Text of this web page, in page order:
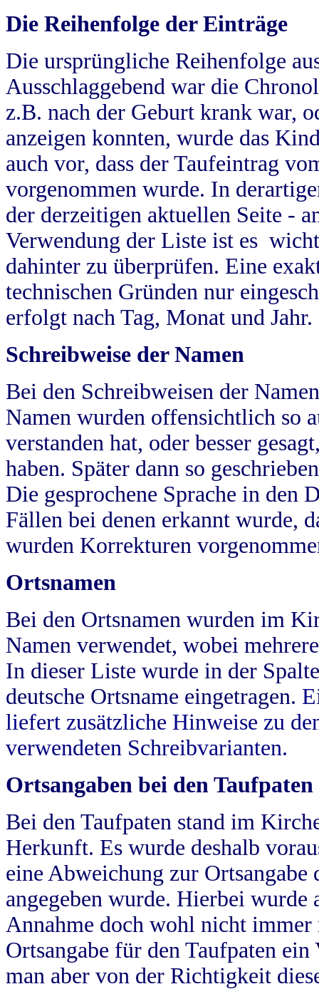
Die Reihenfolge der Einträge
Die ursprüngliche Reihenfolge
Ausschlaggebend war die
z.B. nach der Geburt krank war,
anzeigen konnten, wurde das
auch vor, dass der Taufeintrag
vorgenommen wurde. In
der derzeitigen aktuellen Seite -
Verwendung der Liste ist es
dahinter zu überprüfen. Eine
technischen Gründen nur
erfolgt nach Tag, Monat und Jahr.
Schreibweise der Namen
Bei den Schreibweisen der
Namen wurden offensichtlich so
verstanden hat, oder besser
haben. Später dann so
Die gesprochene Sprache in
Fällen bei denen erkannt wurde,
wurden Korrekturen
Ortsnamen
Bei den Ortsnamen wurden im
Namen verwendet, wobei
In dieser Liste wurde in der
deutsche Ortsname eingetragen.
liefert zusätzliche Hinweise zu
verwendeten Schreibvarianten.
Ortsangaben bei den Taufpaten
Bei den Taufpaten stand im
Herkunft. Es wurde deshalb
eine Abweichung zur
angegeben wurde. Hierbei wurde
Annahme doch wohl nicht
Ortsangabe für den Taufpaten
man aber von der Richtigkeit